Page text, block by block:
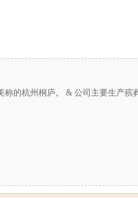
的杭州桐庐。 & 公司主要生产殡